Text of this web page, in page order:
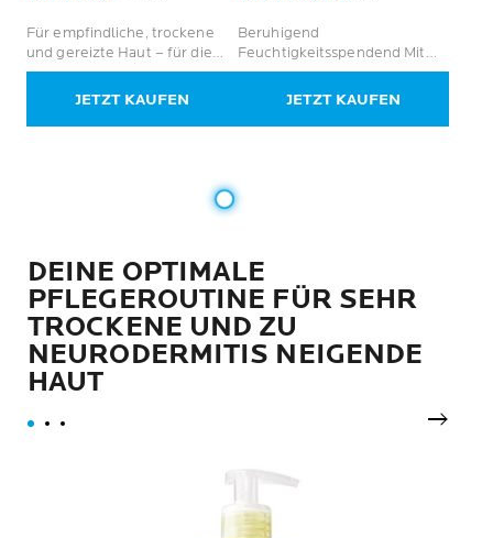
5
Sternen.
Bewertungen
Für empfindliche, trockene
und gereizte Haut – für die
ganze Familie
JETZT KAUFEN
5
Sternen.
Bewertung
Beruhigend
Feuchtigkeitsspendend Mit
Urea für trockene Haut
JETZT KAUFEN
DEINE OPTIMALE
PFLEGEROUTINE FÜR SEHR
TROCKENE UND ZU
NEURODERMITIS NEIGENDE
HAUT
next